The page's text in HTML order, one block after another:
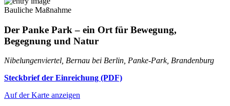
Bauliche Maßnahme
Der Panke Park – ein Ort für Bewegung,
Begegnung und Natur
Nibelungenviertel, Bernau bei Berlin, Panke-Park, Brandenburg
Steckbrief der Einreichung (PDF)
Auf der Karte anzeigen